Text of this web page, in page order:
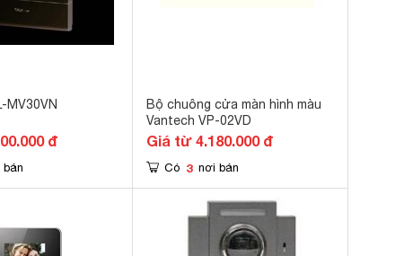
MV30VN
đ
bán
Bộ chuông cửa màn hình màu
Vantech VP-02VD
Giá từ 4.180.000 đ
Có 3 nơi bán